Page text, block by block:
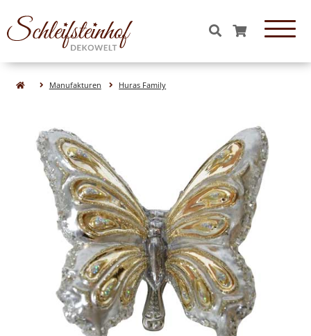
OBJEKTE & FIGUREN
Figuren aus Glas
Natur& Wald aus Glas
Obst aus Glas
Gemüse aus Glas
WEIHNACHTEN
Traditionell
Manufakturen Huras Family